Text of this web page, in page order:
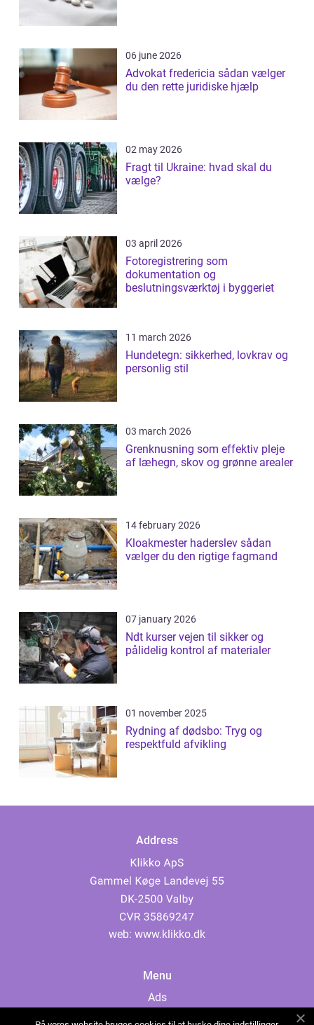
06 june 2026
Advokat fredericia sådan vælger
du den rette juridiske hjælp
02 may 2026
Fragt til Ukraine: hvad skal du
vælge?
03 april 2026
Fotoregistrering som
dokumentation og
beslutningsværktøj i byggeriet
11 march 2026
Hundetegn: sikkerhed, lovkrav og
personlig stil
03 march 2026
Grenknusning som effektiv pleje
af læhegn, skov og grønne arealer
14 february 2026
Kloakmester haderslev sådan
vælger du den rigtige fagmand
07 january 2026
Ndt kurser vejen til sikker og
pålidelig kontrol af materialer
01 november 2025
Rydning af dødsbo: Tryg og
respektfuld afvikling
Address
web: www.klikko.dk
Menu
Ads